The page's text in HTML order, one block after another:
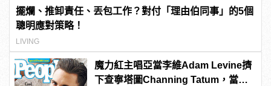
擺爛、推卸責任、丟包工作？對付「理由伯同事」的5個
聰明應對策略！
LIVING
魔力紅主唱亞當李維Adam Levine擠
下查寧塔圖Channing Tatum，當選